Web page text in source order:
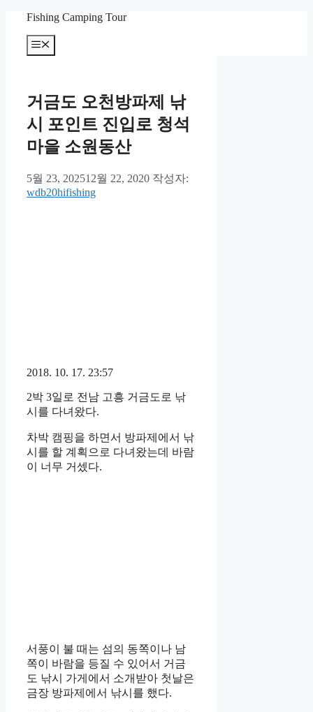
Fishing Camping Tour
메
뉴
거금도 오천방파제 낚
시 포인트 진입로 청석
마을 소원동산
5월 23, 202512월 22, 2020 작성자:
wdb20hifishing
2018. 10. 17. 23:57
2박 3일로 전남 고흥 거금도로 낚
시를 다녀왔다.
차박 캠핑을 하면서 방파제에서 낚
시를 할 계획으로 다녀왔는데 바람
이 너무 거셌다.
서풍이 불 때는 섬의 동쪽이나 남
쪽이 바람을 등질 수 있어서 거금
도 낚시 가게에서 소개받아 첫날은
금장 방파제에서 낚시를 했다.